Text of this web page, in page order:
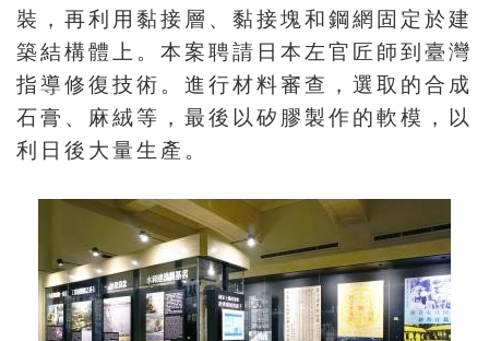
裝，再利用黏接層、黏接塊和鋼網固定於建
築結構體上。本案聘請日本左官匠師到臺灣
指導修復技術。進行材料審查，選取的合成
石膏、麻絨等，最後以矽膠製作的軟模，以
利日後大量生產。